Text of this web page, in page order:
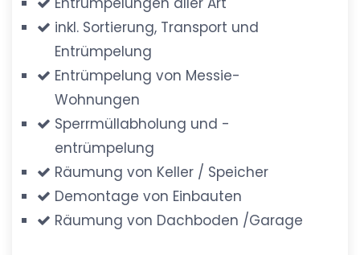
inkl. Sortierung, Transport und
Entrümpelung
Entrümpelung von Messie-
Wohnungen
Sperrmüllabholung und -
entrümpelung
Räumung von Keller / Speicher
Demontage von Einbauten
Räumung von Dachboden /Garage